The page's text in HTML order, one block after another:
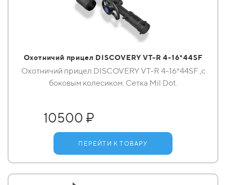
Охотничий прицел DISCOVERY VT-R 4-16*44SF
Охотничий прицел DISCOVERY VT-R 4-16*44SF ,с
боковым колесиком. Сетка Mil Dot.
10500 ₽
ПЕРЕЙТИ К ТОВАРУ